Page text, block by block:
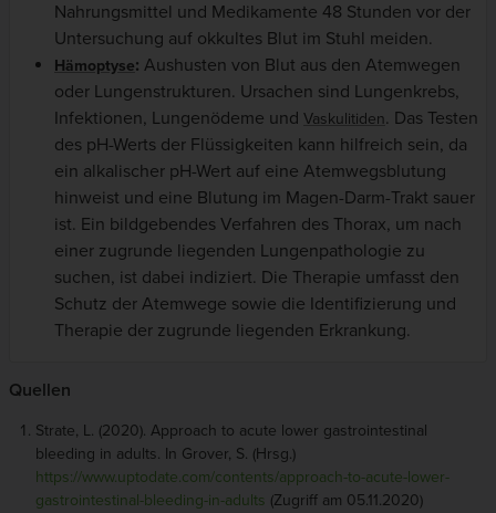
Nahrungsmittel und Medikamente 48 Stunden vor der
Untersuchung auf okkultes Blut im Stuhl meiden.
Hämoptyse: Aushusten von Blut aus den Atemwegen
oder Lungenstrukturen. Ursachen sind Lungenkrebs,
Infektionen, Lungenödeme und Vaskulitiden. Das Testen
des pH-Werts der Flüssigkeiten kann hilfreich sein, da
ein alkalischer pH-Wert auf eine Atemwegsblutung
hinweist und eine Blutung im Magen-Darm-Trakt sauer
ist. Ein bildgebendes Verfahren des Thorax, um nach
einer zugrunde liegenden Lungenpathologie zu
suchen, ist dabei indiziert. Die Therapie umfasst den
Schutz der Atemwege sowie die Identifizierung und
Therapie der zugrunde liegenden Erkrankung.
Quellen
Strate, L. (2020). Approach to acute lower gastrointestinal
bleeding in adults. In Grover, S. (Hrsg.)
https://www.uptodate.com/contents/approach-to-acute-lower-
gastrointestinal-bleeding-in-adults (Zugriff am 05.11.2020)